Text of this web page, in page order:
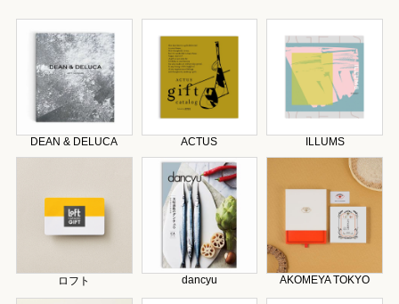
DEAN & DELUCA ACTUS ILLUMS
ロフト dancyu AKOMEYA TOKYO